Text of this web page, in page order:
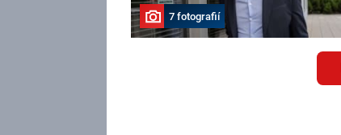
7 fotografií